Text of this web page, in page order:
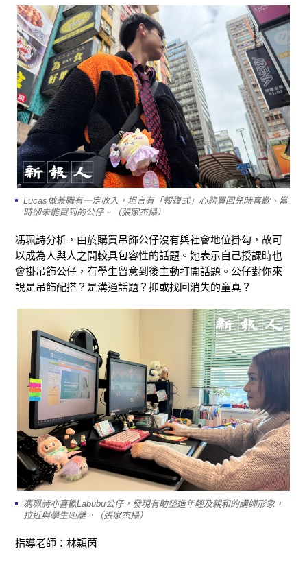
Lucas做兼職有一定收入，坦言有「報復式」心態買回兒時喜歡、當
時卻未能買到的公仔。（張家杰攝）
馮珮詩分析，由於購買吊飾公仔沒有與社會地位掛勾，故可
以成為人與人之間較具包容性的話題。她表示自己授課時也
會掛吊飾公仔，有學生留意到後主動打開話題。公仔對你來
說是吊飾配搭？是溝通話題？抑或找回消失的童真？
馮珮詩亦喜歡Labubu公仔，發現有助塑造年輕及親和的講師形象，
拉近與學生距離。（張家杰攝）
指導老師：林穎茵